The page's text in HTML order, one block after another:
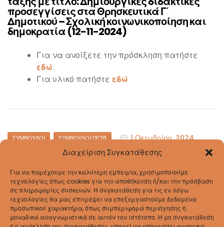
Διαχείριση Συγκατάθεσης
Για να παρέχουμε την καλύτερη εμπειρία, χρησιμοποιούμε
τεχνολογίες όπως cookies για την αποθήκευση ή/και την πρόσβαση
σε πληροφορίες συσκευών. Η συγκατάθεση για τις εν λόγω
τεχνολογίες θα μας επιτρέψει να επεξεργαστούμε δεδομένα
προσωπικού χαρακτήρα, όπως συμπεριφορά περιήγησης ή
μοναδικά αναγνωριστικά σε αυτόν τον ιστότοπο. Η μη συγκατάθεση
προσεγγίσεις στα Θρησκευτικά Γ΄
Δημοτικού – Σχολική κοινωνικοποίηση και
δημοκρατία (12-11-2024)
Για να ανοίξετε την πρόσκληση πατήστε
εδώ.
Για υλικό πατήστε εδώ
ΣΎΜΒΟΥΛΟΙ ΣΎΜΒΟΥΛΟΙ ΠΕ70 1 Οκτωβρίου, 2024
Πρόσκληση σε Ημερίδα εκπαιδευτικών Α’
παραγωγή γραπτού λόγου στην Α΄
Δημοτικού (22-10-2024)
Για να ανοίξετε την πρόσκληση πατήστεεδώ